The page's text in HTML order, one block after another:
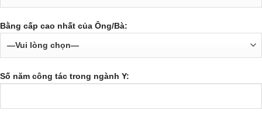
Bằng cấp cao nhất của Ông/Bà:
Số năm công tác trong ngành Y: